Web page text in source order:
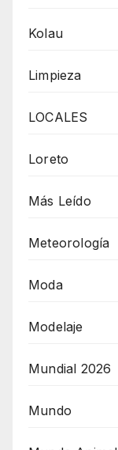
Kolau
Limpieza
LOCALES
Loreto
Más Leído
Meteorología
Moda
Modelaje
Mundial 2026
Mundo